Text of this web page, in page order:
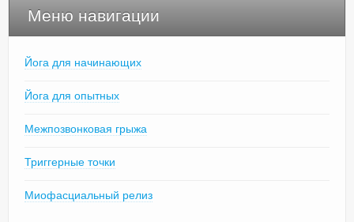
Меню навигации
Йога для начинающих
Йога для опытных
Межпозвонковая грыжа
Триггерные точки
Миофасциальный релиз